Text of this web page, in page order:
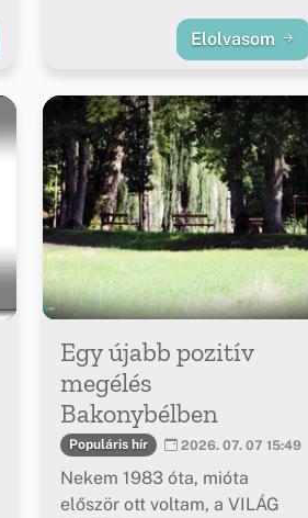
Elolvasom
Egy újabb pozitív
megélés
Bakonybélben
Populáris hír 2026. 07. 07 15:49
Nekem 1983 óta, mióta
először ott voltam, a VILÁG